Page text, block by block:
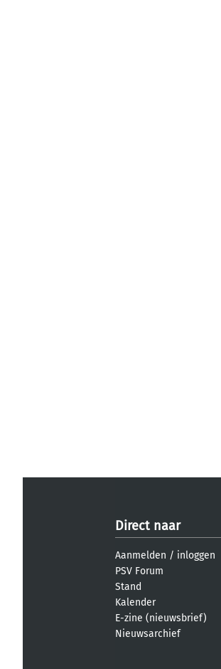
Direct naar
Aanmelden / inloggen
PSV Forum
Stand
Kalender
E-zine (nieuwsbrief)
Nieuwsarchief